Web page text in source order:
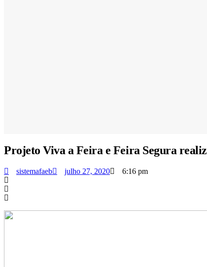
Projeto Viva a Feira e Feira Segura
sistemafaeb julho 27, 2020 6:16 pm